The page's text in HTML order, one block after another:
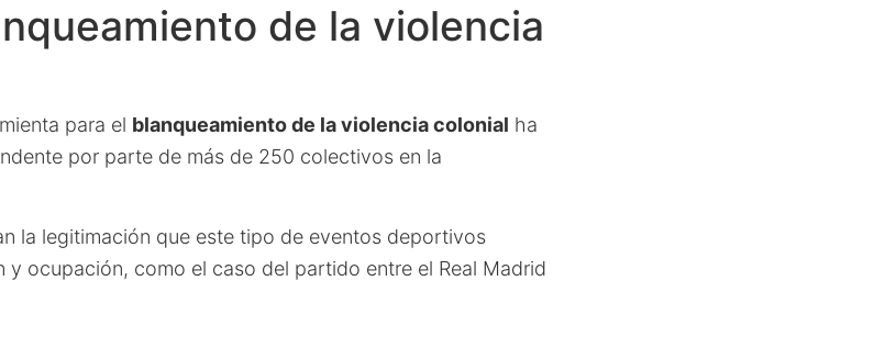
de la violencia
para el blanqueamiento de la violencia colonial ha
por parte de más de 250 colectivos en la
la legitimación que este tipo de eventos deportivos
ocupación, como el caso del partido entre el Real Madrid